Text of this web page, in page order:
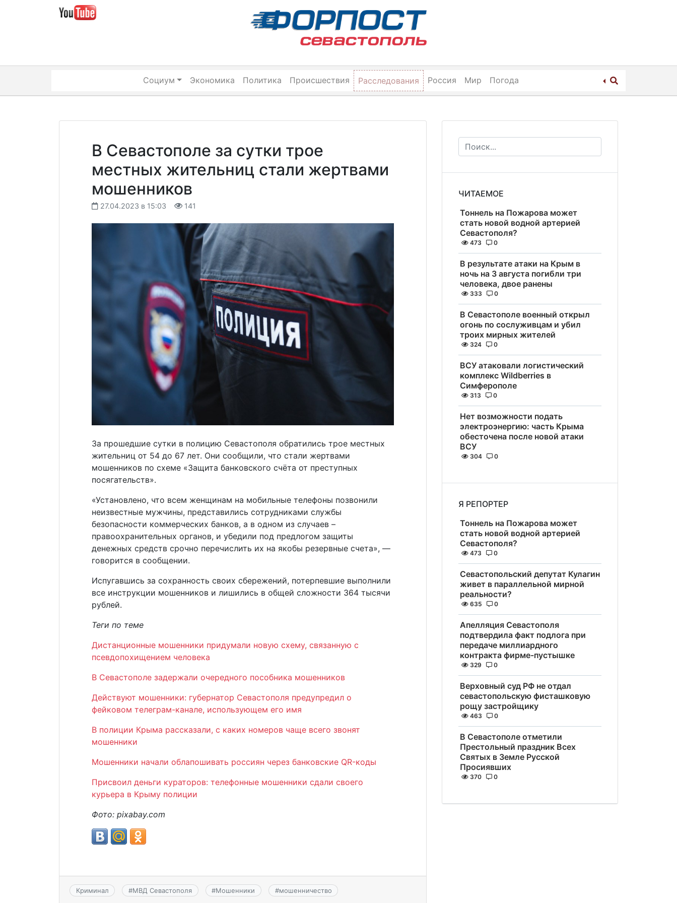
Социум Экономика Политика Происшествия Расследования Россия Мир Погода
В Севастополе за сутки трое
местных жительниц стали жертвами
мошенников
27.04.2023 в 15:03 141
За прошедшие сутки в полицию Севастополя обратились трое местных
жительниц от 54 до 67 лет. Они сообщили, что стали жертвами
мошенников по схеме «Защита банковского счёта от преступных
посягательств».
«Установлено, что всем женщинам на мобильные телефоны позвонили
неизвестные мужчины, представились сотрудниками службы
безопасности коммерческих банков, а в одном из случаев –
правоохранительных органов, и убедили под предлогом защиты
денежных средств срочно перечислить их на якобы резервные счета», —
говорится в сообщении.
Испугавшись за сохранность своих сбережений, потерпевшие выполнили
все инструкции мошенников и лишились в общей сложности 364 тысячи
рублей.
Теги по теме
Дистанционные мошенники придумали новую схему, связанную с
псевдопохищением человека
В Севастополе задержали очередного пособника мошенников
Действуют мошенники: губернатор Севастополя предупредил о
фейковом телеграм-канале, использующем его имя
В полиции Крыма рассказали, с каких номеров чаще всего звонят
мошенники
Мошенники начали облапошивать россиян через банковские QR-коды
Присвоил деньги кураторов: телефонные мошенники сдали своего
курьера в Крыму полиции
Фото: pixabay.com
Криминал #МВД Севастополя #Мошенники #мошенничество
ЧИТАЕМОЕ
Тоннель на Пожарова может
стать новой водной артерией
Севастополя?
473 0
В результате атаки на Крым в
ночь на 3 августа погибли три
человека, двое ранены
333 0
В Севастополе военный открыл
огонь по сослуживцам и убил
троих мирных жителей
324 0
ВСУ атаковали логистический
комплекс Wildberries в
Симферополе
313 0
Нет возможности подать
электроэнергию: часть Крыма
обесточена после новой атаки
ВСУ
304 0
Я РЕПОРТЕР
Тоннель на Пожарова может
стать новой водной артерией
Севастополя?
473 0
Севастопольский депутат Кулагин
живет в параллельной мирной
реальности?
635 0
Апелляция Севастополя
подтвердила факт подлога при
передаче миллиардного
контракта фирме-пустышке
329 0
Верховный суд РФ не отдал
севастопольскую фисташковую
рощу застройщику
463 0
В Севастополе отметили
Престольный праздник Всех
Святых в Земле Русской
Просиявших
370 0